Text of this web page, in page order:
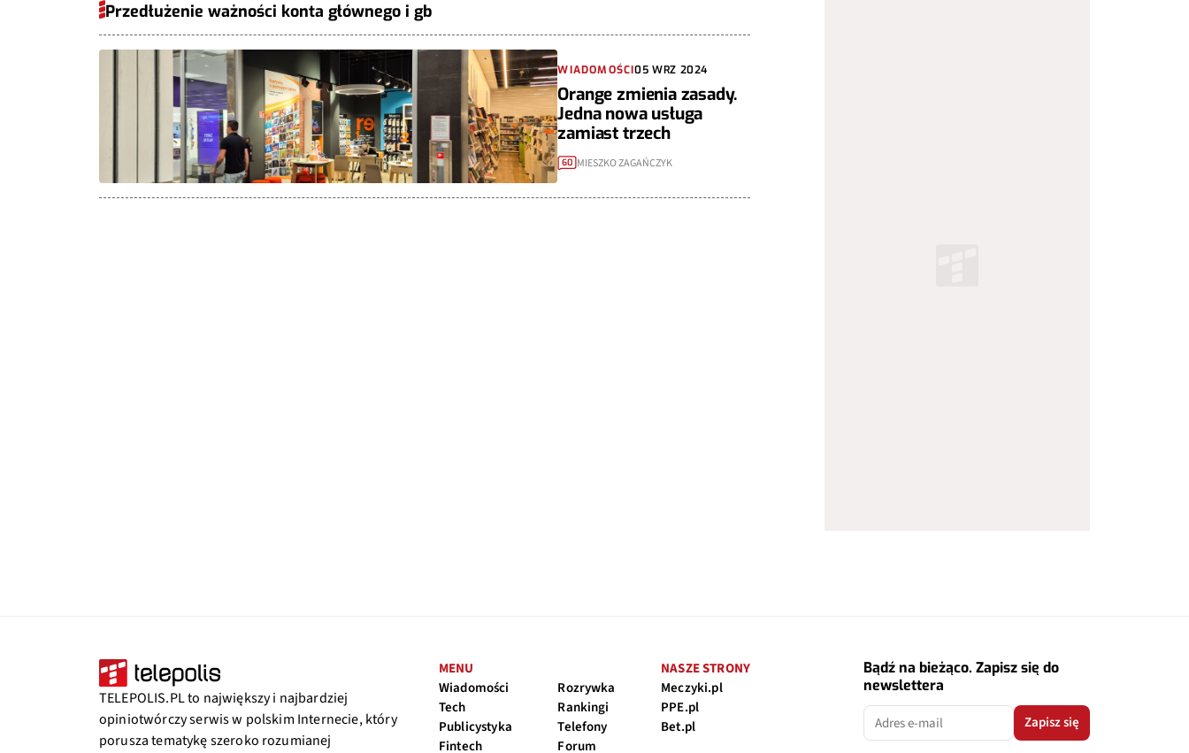
Przedłużenie ważności konta głównego i gb
WIADOMOŚCI05 WRZ 2024
Orange zmienia zasady.
Jedna nowa usługa
zamiast trzech
60 MIESZKO ZAGAŃCZYK
TELEPOLIS.PL to największy i najbardziej
opiniotwórczy serwis w polskim Internecie, który
porusza tematykę szeroko rozumianej
MENU
Wiadomości
Tech
Publicystyka
Fintech
Rozrywka
Rankingi
Telefony
Forum
NASZE STRONY
Meczyki.pl
PPE.pl
Bet.pl
Bądź na bieżąco. Zapisz się do
newslettera
Zapisz się